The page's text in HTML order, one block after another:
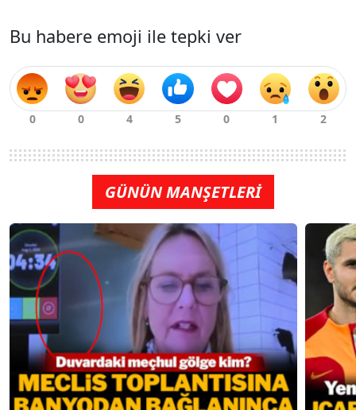
Bu habere emoji ile tepki ver
GÜNÜN MANŞETLERİ